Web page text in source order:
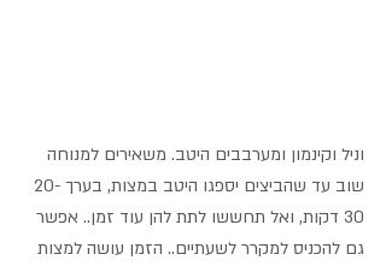
וניל וקינמון ומערבבים היטב. משאירים למנוחה
שוב עד שהביצים יספגו היטב במצות, בערך 20-
30 דקות, ואל תחששו לתת להן עוד זמן.. אפשר
גם להכניס למקרר לשעתיים.. הזמן עושה למצות